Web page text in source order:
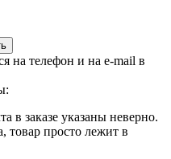
на телефон и на e-mail в
в заказе указаны неверно.
товар просто лежит в